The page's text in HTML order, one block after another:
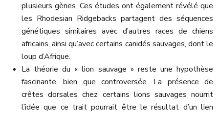
plusieurs gènes. Ces études ont également révélé que
les Rhodesian Ridgebacks partagent des séquences
génétiques similaires avec d’autres races de chiens
africains, ainsi qu’avec certains canidés sauvages, dont le
loup d’Afrique.
La théorie du « lion sauvage » reste une hypothèse
fascinante, bien que controversée. La présence de
crêtes dorsales chez certains lions sauvages nourrit
l’idée que ce trait pourrait être le résultat d’un lien